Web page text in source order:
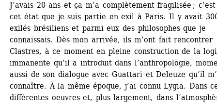
J’avais 20 ans et ça m’a complètement fragilisée ;
cet état que je suis partie en exil à Paris. Il y avait
exilés brésiliens et parmi eux des philosophes que je
connaissais. Dès mon arrivée, ils m’ont fait rencontrer
Clastres, à ce moment en pleine construction de la
immanente qu’il a introduit dans l’anthropologie,
aussi de son dialogue avec Guattari et Deleuze qu’il
connaître. À la même époque, j’ai connu Lygia. Dans
différentes oeuvres et, plus largement, dans